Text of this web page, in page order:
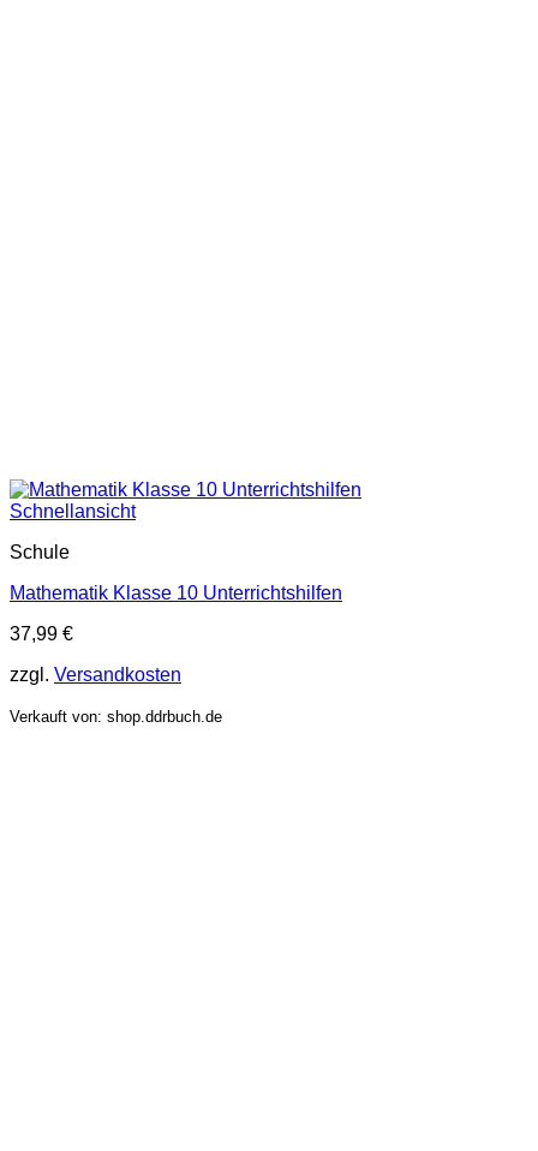
Schnellansicht
Schule
Mathematik Klasse 10 Unterrichtshilfen
37,99 €
zzgl. Versandkosten
Verkauft von: shop.ddrbuch.de